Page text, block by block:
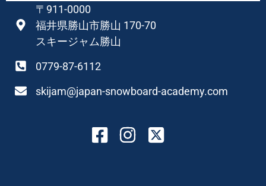
〒911-0000
福井県勝山市勝山 170-70
スキージャム勝山
0779-87-6112
skijam@japan-snowboard-academy.com